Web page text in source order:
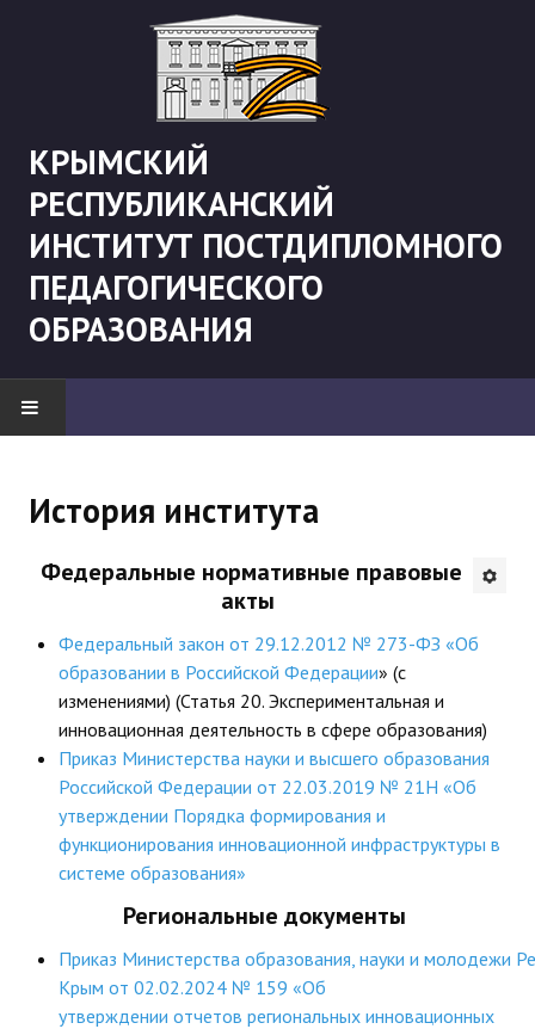
КРЫМСКИЙ
РЕСПУБЛИКАНСКИЙ
ИНСТИТУТ ПОСТДИПЛОМНОГО
ПЕДАГОГИЧЕСКОГО
ОБРАЗОВАНИЯ
"Боевая" русистика
Будни института
ИНСТИТУТ
Противодействие коррупции
В ПОМОЩЬ УЧИТЕЛЮ
Организация УВП
Советуем прочитать
История института
Федеральные нормативные правовые
акты
Федеральный закон от 29.12.2012 № 273-ФЗ «Об
образовании в Российской Федерации» (с
изменениями) (Статья 20. Экспериментальная и
инновационная деятельность в сфере образования)
Приказ Министерства науки и высшего образования
Российской Федерации от 22.03.2019 № 21Н «Об
утверждении Порядка формирования и
функционирования инновационной инфраструктуры в
системе образования»
Региональные документы
Приказ Министерства образования, науки и молодежи
Крым от 02.02.2024 № 159 «Об
утверждении отчетов региональных инновационных